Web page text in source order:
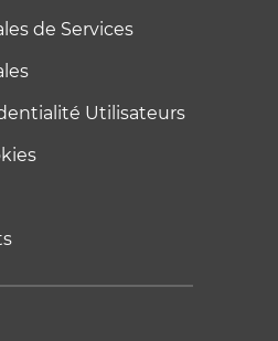
de Services
Utilisateurs